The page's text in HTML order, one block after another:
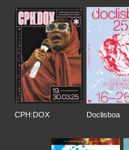
CPH:DOX Doclisboa